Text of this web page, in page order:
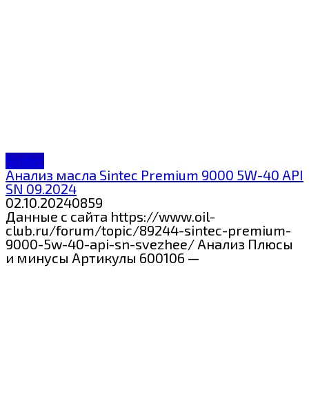
Sintec
Анализ масла Sintec Premium 9000 5W-40 API
SN 09.2024
02.10.20240859
Данные с сайта https://www.oil-
club.ru/forum/topic/89244-sintec-premium-
9000-5w-40-api-sn-svezhee/ Анализ Плюсы
и минусы Артикулы 600106 —